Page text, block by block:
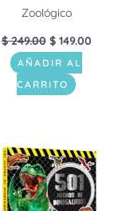
Zoológico
$249.00 $149.00
AÑADIR AL
CARRITO